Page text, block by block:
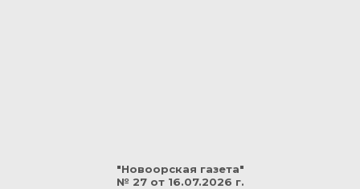
"Новоорская газета"
№ 27 от 16.07.2026 г.